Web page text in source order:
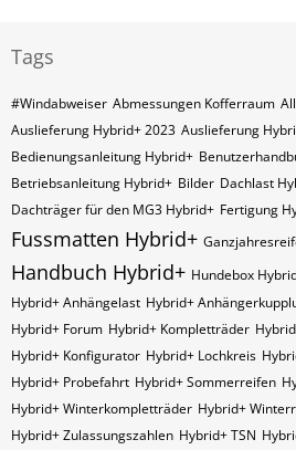
Tags
#Windabweiser Abmessungen Kofferraum
Auslieferung Hybrid+ 2023 Auslieferung
Bedienungsanleitung Hybrid+
Betriebsanleitung Hybrid+ Bilder Dachlast
Dachträger für den MG3 Hybrid+ Fertigung
Fussmatten Hybrid+
Handbuch Hybrid+ Hundebox
Hybrid+ Anhängelast Hybrid+
Hybrid+ Forum Hybrid+ Kompletträder
Hybrid+ Konfigurator Hybrid+ Lochkreis
Hybrid+ Probefahrt Hybrid+ Sommerreifen
Hybrid+ Winterkompletträder Hybrid+
Hybrid+ Zulassungszahlen Hybrid+​​​​ TSN